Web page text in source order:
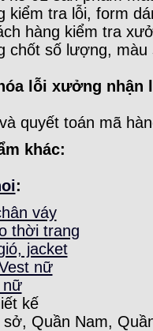
kiểm tra lỗi, form
hàng kiểm tra
chốt số lượng,
lỗi xưởng nhận
quyết toán mã
khác:
:
váy
thời trang
jacket
nữ
nữ
kế
sở, Quần Nam,